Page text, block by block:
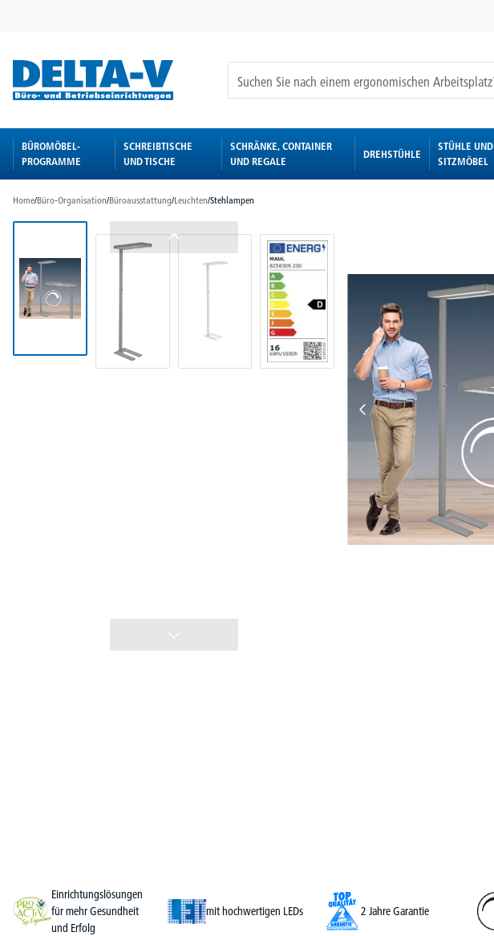
BÜROMÖBEL-
PROGRAMME
SCHREIBTISCHE
UND TISCHE
SCHRÄNKE, CONTAINER
UND REGALE
DREHSTÜHLE
STÜHLE UND
SITZMÖBEL
Home/Büro-Organisation/Büroausstattung/Leuchten/Stehlampen
Einrichtungslösungen
für mehr Gesundheit
und Erfolg
mit hochwertigen LEDs 2 Jahre Garantie